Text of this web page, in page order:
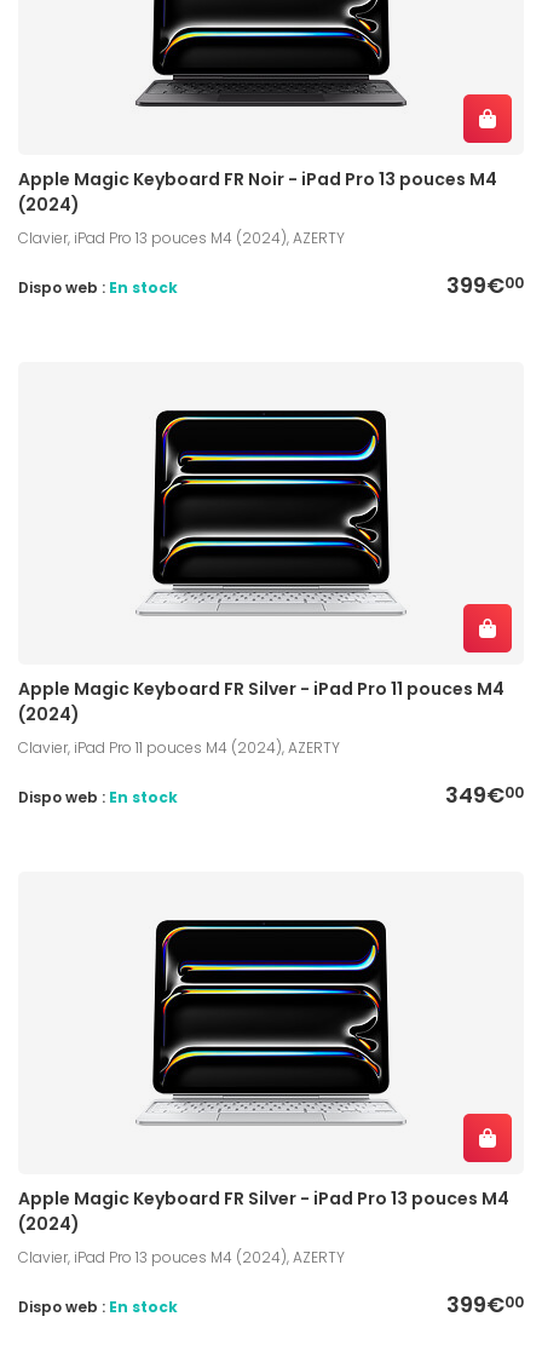
Apple Magic Keyboard FR Noir - iPad Pro 13 pouces M4
(2024)
Clavier, iPad Pro 13 pouces M4 (2024), AZERTY
399€00
Dispo web : En stock
Apple Magic Keyboard FR Silver - iPad Pro 11 pouces M4
(2024)
Clavier, iPad Pro 11 pouces M4 (2024), AZERTY
349€00
Dispo web : En stock
Apple Magic Keyboard FR Silver - iPad Pro 13 pouces M4
(2024)
Clavier, iPad Pro 13 pouces M4 (2024), AZERTY
399€00
Dispo web : En stock